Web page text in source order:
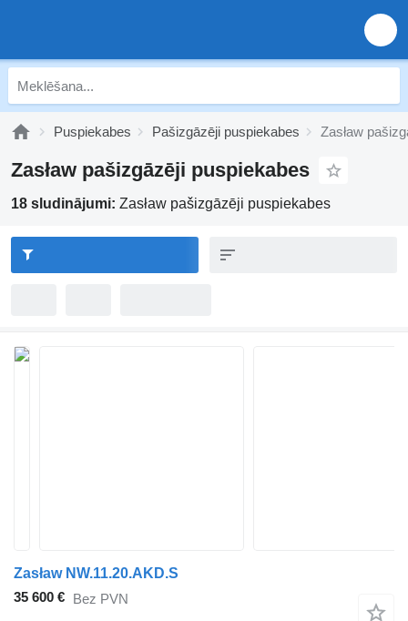
Puspiekabes Pašizgāzēji puspiekabes Zasław
Zasław pašizgāzēji puspiekabes
18 sludinājumi: Zasław pašizgāzēji puspiekabes
Zasław NW.11.20.AKD.S
35 600 € Bez PVN